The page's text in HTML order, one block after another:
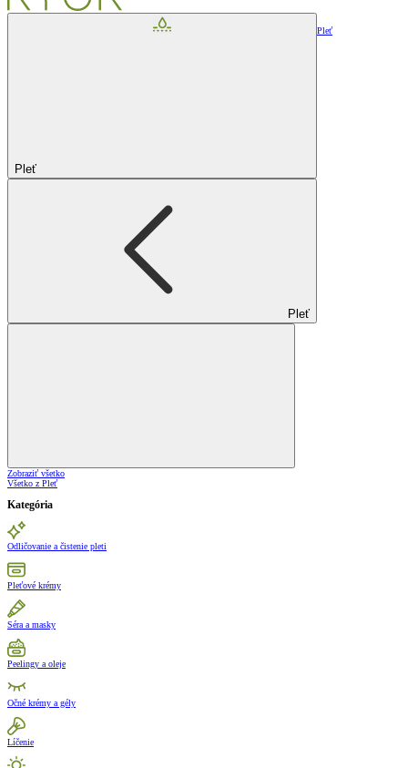
Pleť
Pleť
Pleť
Zobraziť všetko
Všetko z Pleť
Kategória
Odličovanie a čistenie pleti
Pleťové krémy
Séra a masky
Peelingy a oleje
Očné krémy a gély
Líčenie